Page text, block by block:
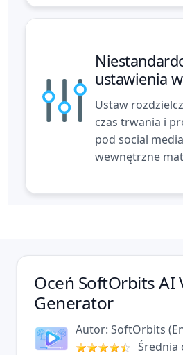
ustawienia
Ustaw
czas trwania i
pod social
wewnętrzne
Oceń SoftOrbits AI
Generator
Autor: SoftOrbits (
Średnia